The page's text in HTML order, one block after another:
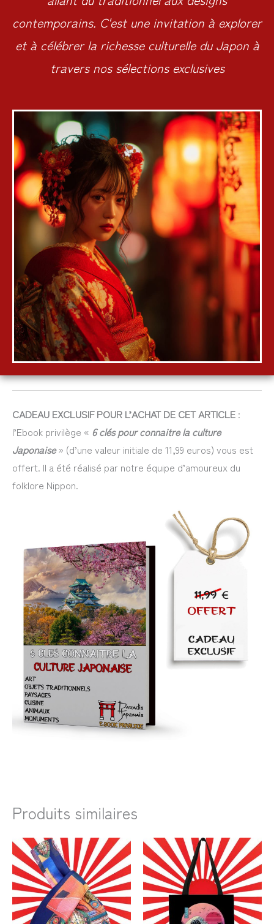
contemporains. C'est une invitation à explorer
et à célébrer la richesse culturelle du Japon à
travers nos sélections exclusives
CADEAU EXCLUSIF POUR L’ACHAT DE CET ARTICLE :
l’Ebook privilège « 6 clés pour connaitre la culture
Japonaise» (d’une valeur initiale de 11,99 euros) vous est
offert. Il a été réalisé par notre équipe d’amoureux du
folklore Nippon.
Produits similaires